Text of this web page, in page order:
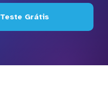
Grátis